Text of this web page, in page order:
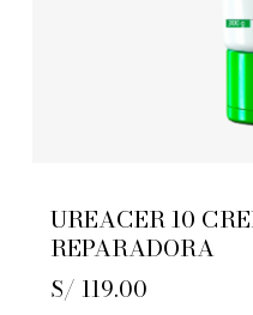
UREACER 10
REPARADORA
S/ 119.00